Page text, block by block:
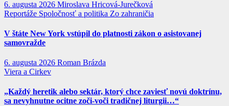
6. augusta 2026 Miroslava Hricová-Jurečková
Reportáže Spoločnosť a politika Zo zahraničia
V štáte New York vstúpil do platnosti zákon o asistovanej
samovražde
6. augusta 2026 Roman Brázda
Viera a Cirkev
„Každý heretik alebo sektár, ktorý chce zaviesť novú doktrínu,
sa nevyhnutne ocitne zoči-voči tradičnej liturgii…“